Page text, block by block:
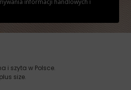
informacji handlowych i
i szyta w Polsce.
size.